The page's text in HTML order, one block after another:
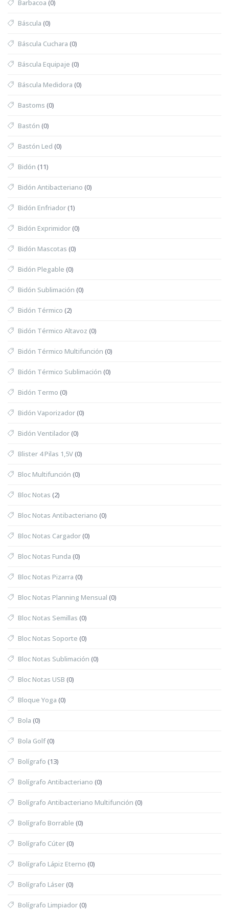
Barbacoa (0)
Báscula (0)
Báscula Cuchara (0)
Báscula Equipaje (0)
Báscula Medidora (0)
Bastoms (0)
Bastón (0)
Bastón Led (0)
Bidón (11)
Bidón Antibacteriano (0)
Bidón Enfriador(1)
Bidón Exprimidor(0)
Bidón Mascotas (0)
Bidón Plegable (0)
Bidón Sublimación (0)
Bidón Térmico (2)
Bidón Térmico Altavoz (0)
Bidón Térmico Multifunción (0)
Bidón Térmico Sublimación (0)
Bidón Termo (0)
Bidón Vaporizador(0)
Bidón Ventilador(0)
Blister 4 Pilas 1,5V(0)
Bloc Multifunción (0)
Bloc Notas (2)
Bloc Notas Antibacteriano (0)
Bloc Notas Cargador(0)
Bloc Notas Funda (0)
Bloc Notas Pizarra (0)
Bloc Notas Planning Mensual (0)
Bloc Notas Semillas (0)
Bloc Notas Soporte (0)
Bloc Notas Sublimación (0)
Bloc Notas USB (0)
Bloque Yoga (0)
Bola (0)
Bola Golf(0)
Bolígrafo (13)
Bolígrafo Antibacteriano (0)
Bolígrafo Antibacteriano Multifunción (0)
Bolígrafo Borrable (0)
Bolígrafo Cúter(0)
Bolígrafo Lápiz Eterno (0)
Bolígrafo Láser(0)
Bolígrafo Limpiador(0)